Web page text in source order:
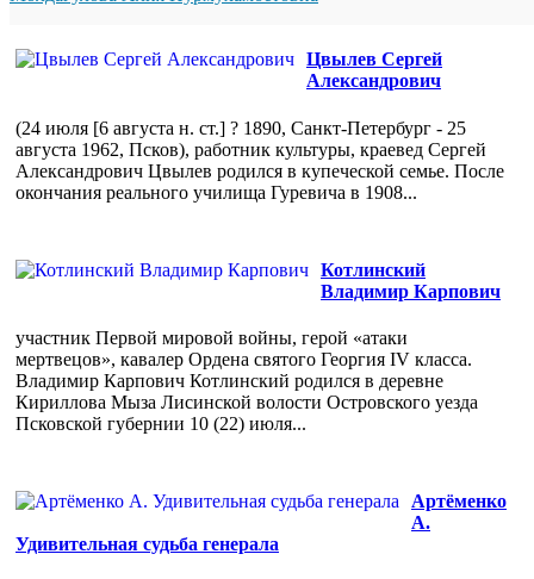
Цвылев Сергей
Александрович
(24 июля [6 августа н. ст.] ? 1890, Санкт-Петербург - 25
августа 1962, Псков), работник культуры, краевед Сергей
Александрович Цвылев родился в купеческой семье. После
окончания реального училища Гуревича в 1908...
Котлинский
Владимир Карпович
участник Первой мировой войны, герой «атаки
мертвецов», кавалер Ордена святого Георгия IV класса.
Владимир Карпович Котлинский родился в деревне
Кириллова Мыза Лисинской волости Островского уезда
Псковской губернии 10 (22) июля...
Артёменко
А.
Удивительная судьба генерала